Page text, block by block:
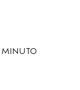
MINUTO